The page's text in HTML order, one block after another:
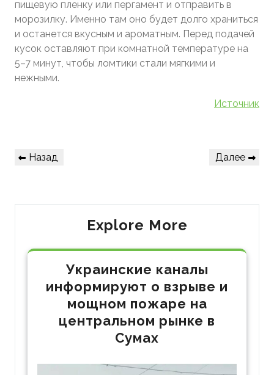
пищевую пленку или пергамент и отправить в
морозилку. Именно там оно будет долго храниться
и останется вкусным и ароматным. Перед подачей
кусок оставляют при комнатной температуре на
5–7 минут, чтобы ломтики стали мягкими и
нежными.
Источник
Навигация
Предыдущая
Назад
Следующая
Далее
Explore More
Украинские каналы
информируют о взрыве и
мощном пожаре на
центральном рынке в
Сумах